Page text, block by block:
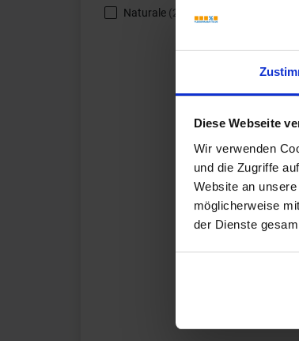
Diese Webseite
Wir verwenden
und die Zugriffe
Website an
möglicherweise
der Dienste
Naturale (2)